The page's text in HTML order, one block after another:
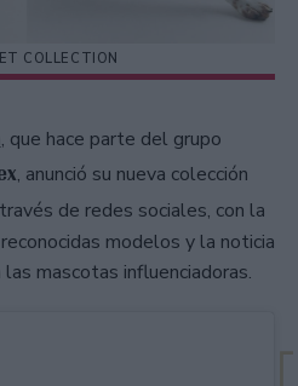
COLLECTION
, que hace parte del grupo
, anunció su nueva colección
de redes sociales, con la
modelos y la noticia
mascotas influenciadoras.